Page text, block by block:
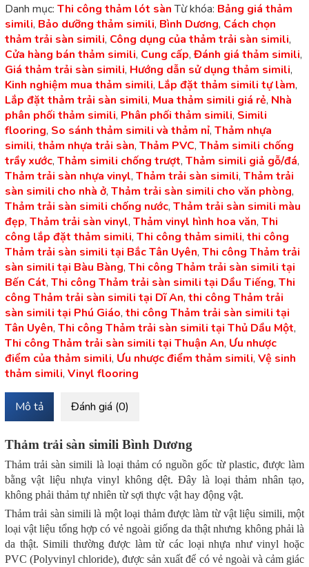
Danh mục: Thi công thảm lót sàn Từ khóa: Bảng giá thảm
simili, Bảo dưỡng thảm simili, Bình Dương, Cách chọn
thảm trải sàn simili, Công dụng của thảm trải sàn simili,
Cửa hàng bán thảm simili, Cung cấp,Đánh giá thảm simili,
Giá thảm trải sàn simili, Hướng dẫn sử dụng thảm simili,
Kinh nghiệm mua thảm simili, Lắp đặt thảm simili tự làm,
Lắp đặt thảm trải sàn simili, Mua thảm simili giá rẻ, Nhà
phân phối thảm simili, Phân phối thảm simili, Simili
flooring, So sánh thảm simili và thảm nỉ, Thảm nhựa
simili, thảm nhựa trải sàn, Thảm PVC, Thảm simili chống
trầy xước, Thảm simili chống trượt, Thảm simili giả gỗ/đá,
Thảm trải sàn nhựa vinyl, Thảm trải sàn simili, Thảm trải
sàn simili cho nhà ở, Thảm trải sàn simili cho văn phòng,
Thảm trải sàn simili chống nước, Thảm trải sàn simili màu
đẹp, Thảm trải sàn vinyl, Thảm vinyl hình hoa văn, Thi
công lắp đặt thảm simili, Thi công thảm simili, thi công
Thảm trải sàn simili tại Bắc Tân Uyên, Thi công Thảm trải
sàn simili tại Bàu Bàng, Thi công Thảm trải sàn simili tại
Bến Cát, Thi công Thảm trải sàn simili tại Dầu Tiếng, Thi
công Thảm trải sàn simili tại Dĩ An, thi công Thảm trải
sàn simili tại Phú Giáo, thi công Thảm trải sàn simili tại
Tân Uyên, Thi công Thảm trải sàn simili tại Thủ Dầu Một,
Thi công Thảm trải sàn simili tại Thuận An, Ưu nhược
điểm của thảm simili, Ưu nhược điểm thảm simili, Vệ sinh
thảm simili, Vinyl flooring
Mô tả Đánh giá (0)
Thảm trải sàn simili Bình Dương
Thảm trải sàn simili là loại thảm có nguồn gốc từ plastic, được làm
bằng vật liệu nhựa vinyl không dệt. Đây là loại thảm nhân tạo,
không phải thảm tự nhiên từ sợi thực vật hay động vật.
Thảm trải sàn simili là một loại thảm được làm từ vật liệu simili, một
loại vật liệu tổng hợp có vẻ ngoài giống da thật nhưng không phải là
da thật. Simili thường được làm từ các loại nhựa như vinyl hoặc
PVC (Polyvinyl chloride), được sản xuất để có vẻ ngoài và cảm giác